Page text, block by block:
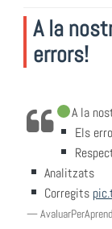
A la
errors!
A la
Els
Analitzats
Corregits
—